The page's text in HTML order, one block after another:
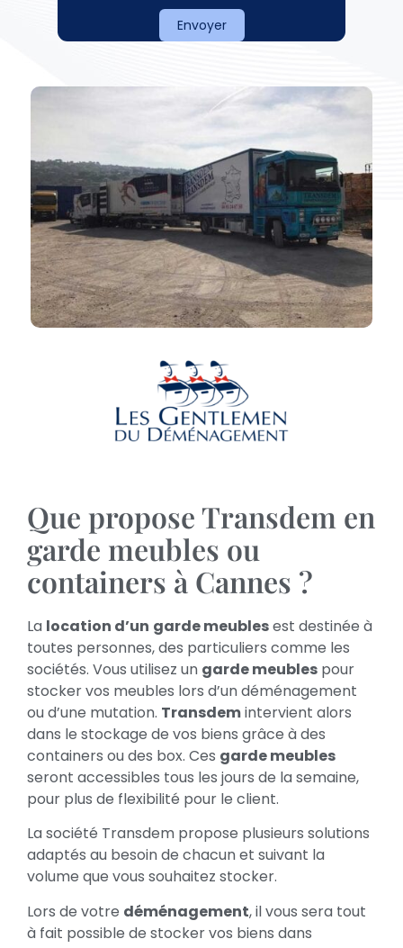
Que propose Transdem en
garde meubles ou
containers à Cannes ?
La location d’un garde meublesest destinée à
toutes personnes, des particuliers comme les
sociétés. Vous utilisez un garde meubles pour
stocker vos meubles lors d’un déménagement
ou d’une mutation. Transdemintervient alors
dans le stockage de vos biens grâce à des
containers ou des box. Ces garde meubles
seront accessibles tous les jours de la semaine,
pour plus de flexibilité pour le client.
La société Transdem propose plusieurs solutions
adaptés au besoin de chacun et suivant la
volume que vous souhaitez stocker.
Lors de votre déménagement, il vous sera tout
à fait possible de stocker vos biens dans